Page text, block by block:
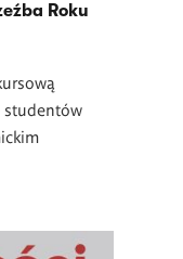
Roku
studentów